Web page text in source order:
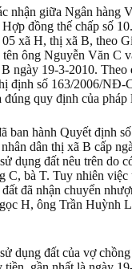
nhận giữa Ngân
đồng thế chấp số
05 xã H, thị xã B, theo
ông Nguyễn Văn C
ngày 19-3-2010.
định số 163/2006/NĐ-
đúng quy định của pháp
ban hành Quyết định
dân thị xã B cấp
dụng đất nêu trên do
C, bà T. Tuy nhiên
đã nhận chuyển
H, ông Trần Huỳnh
dụng đất của vợ